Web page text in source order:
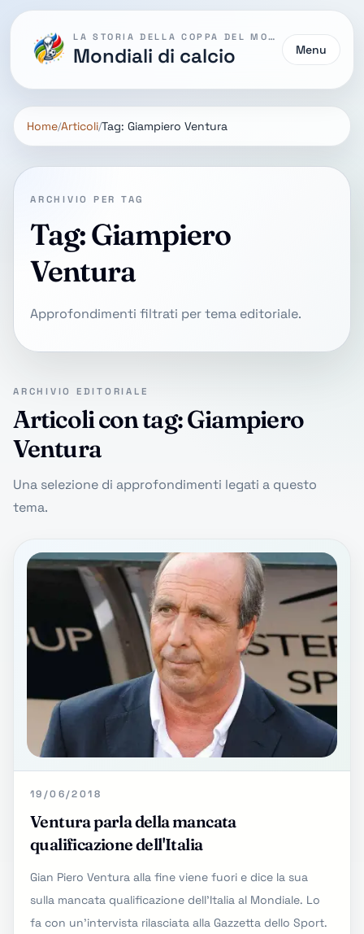
LA STORIA DELLA COPPA DEL MONDO
Mondiali di calcio Menu
Home Articoli Tag: Giampiero Ventura
ARCHIVIO PER TAG
Tag: Giampiero
Ventura
Approfondimenti filtrati per tema editoriale.
ARCHIVIO EDITORIALE
Articoli con tag: Giampiero
Ventura
Una selezione di approfondimenti legati a questo
tema.
19/06/2018
Ventura parla della mancata
qualificazione dell'Italia
Gian Piero Ventura alla fine viene fuori e dice la sua
sulla mancata qualificazione dell'Italia al Mondiale. Lo
fa con un'intervista rilasciata alla Gazzetta dello Sport.